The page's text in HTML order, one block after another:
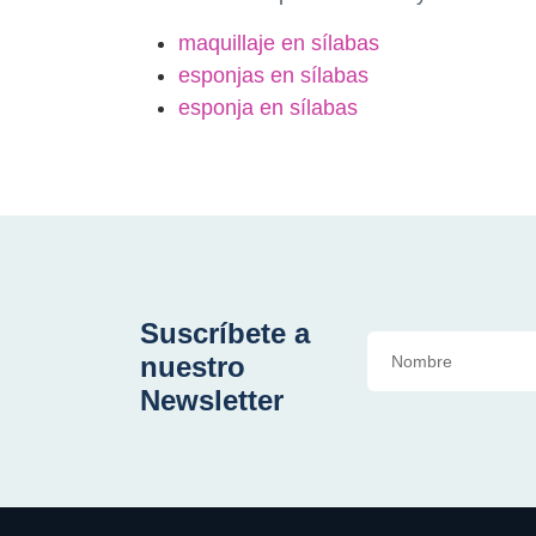
maquillaje en sílabas
esponjas en sílabas
esponja en sílabas
Suscríbete a
nuestro
Newsletter